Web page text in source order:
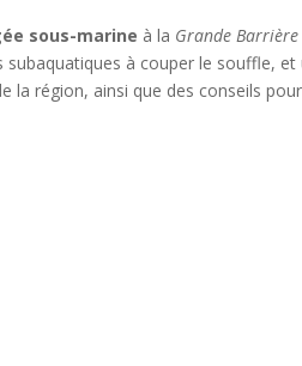
sous-marine à la Grande
subaquatiques à couper le souffle,
la région, ainsi que des conseils